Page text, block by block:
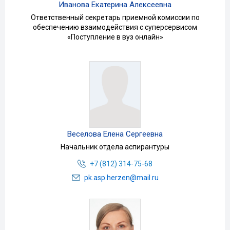
Иванова Екатерина Алексеевна
Ответственный секретарь приемной комиссии по
обеспечению взаимодействия с суперсервисом
«Поступление в вуз онлайн»
Веселова Елена Сергеевна
Начальник отдела аспирантуры
+7 (812) 314-75-68
pk.asp.herzen@mail.ru